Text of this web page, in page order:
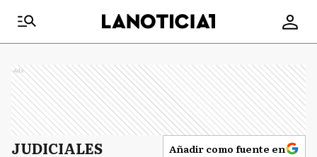
Ads
JUDICIALES Añadir como fuente en